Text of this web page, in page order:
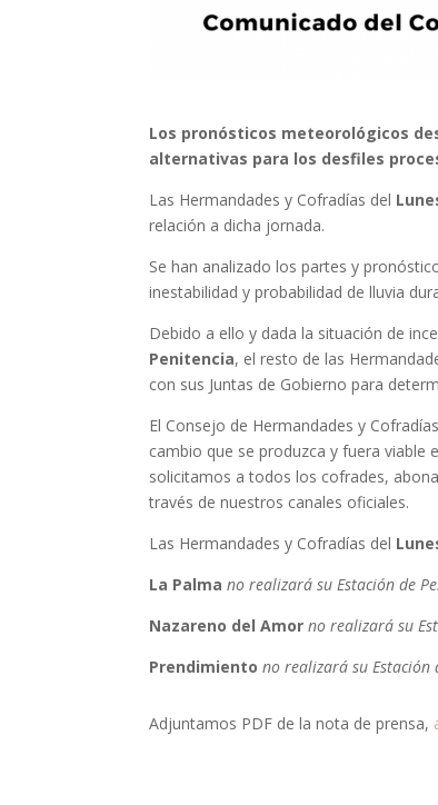
Los pronósticos meteorológicos
alternativas para los desfiles
Las Hermandades y Cofradías del
relación a dicha jornada.
Se han analizado los partes y
inestabilidad y probabilidad de lluvia
Debido a ello y dada la situación de
Penitencia, el resto de las
con sus Juntas de Gobierno para
El Consejo de Hermandades y
cambio que se produzca y fuera viable
solicitamos a todos los cofrades,
través de nuestros canales oficiales.
Las Hermandades y Cofradías del
La Palma no realizará su Estación de
Nazareno del Amor no realizará su
Prendimiento no realizará su Estación
Adjuntamos PDF de la nota de prensa,